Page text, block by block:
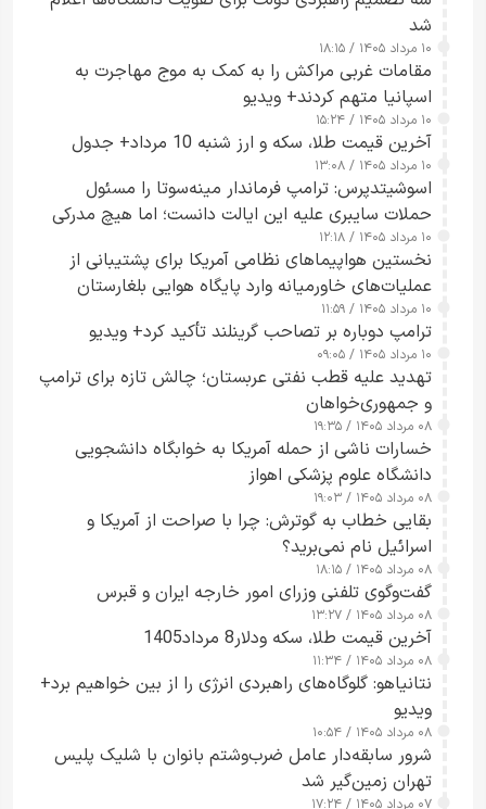
شد
۱۰ مرداد ۱۴۰۵ / ۱۸:۱۵
مقامات غربی مراکش را به کمک به موج مهاجرت به
اسپانیا متهم کردند+ ویدیو
۱۰ مرداد ۱۴۰۵ / ۱۵:۲۴
آخرین قیمت طلا، سکه و ارز شنبه 10 مرداد+ جدول
۱۰ مرداد ۱۴۰۵ / ۱۳:۰۸
اسوشیتدپرس: ترامپ فرماندار مینه‌سوتا را مسئول
حملات سایبری علیه این ایالت دانست؛ اما هیچ مدرکی
ارائه نکرد
۱۰ مرداد ۱۴۰۵ / ۱۲:۱۸
نخستین هواپیماهای نظامی آمریکا برای پشتیبانی از
عملیات‌های خاورمیانه وارد پایگاه هوایی بلغارستان
شدند
۱۰ مرداد ۱۴۰۵ / ۱۱:۵۹
ترامپ دوباره بر تصاحب گرینلند تأکید کرد+ ویدیو
۱۰ مرداد ۱۴۰۵ / ۰۹:۰۵
تهدید علیه قطب نفتی عربستان؛ چالش تازه برای ترامپ
و جمهوری‌خواهان
۰۸ مرداد ۱۴۰۵ / ۱۹:۳۵
خسارات ناشی از حمله آمریکا به خوابگاه دانشجویی
دانشگاه علوم پزشکی اهواز
۰۸ مرداد ۱۴۰۵ / ۱۹:۰۳
بقایی خطاب به گوترش: چرا با صراحت از آمریکا و
اسرائیل نام نمی‌برید؟
۰۸ مرداد ۱۴۰۵ / ۱۸:۱۵
گفت‌وگوی تلفنی وزرای امور خارجه ایران و قبرس
۰۸ مرداد ۱۴۰۵ / ۱۳:۲۷
آخرین قیمت طلا، سکه ودلار8 مرداد1405
۰۸ مرداد ۱۴۰۵ / ۱۱:۳۴
نتانیاهو: گلوگاه‌های راهبردی انرژی را از بین خواهیم برد+
ویدیو
۰۸ مرداد ۱۴۰۵ / ۱۰:۵۴
شرور سابقه‌دار عامل ضرب‌وشتم بانوان با شلیک پلیس
تهران زمین‌گیر شد
۰۷ مرداد ۱۴۰۵ / ۱۷:۲۴